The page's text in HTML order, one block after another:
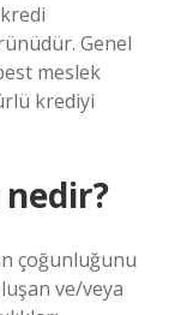
Genel
meslek
krediyi
nedir?
çoğunluğunu
ve/veya